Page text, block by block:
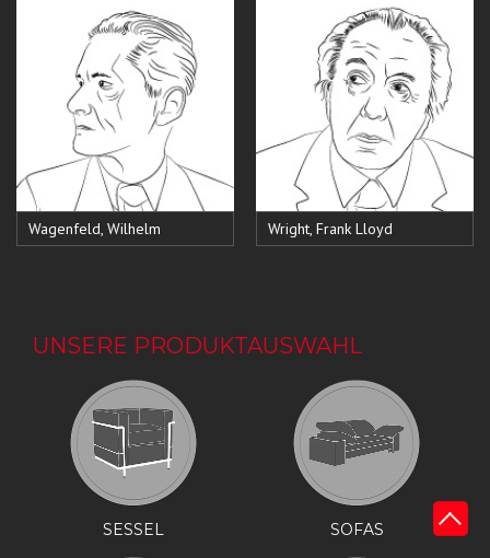
Wagenfeld, Wilhelm Wright, Frank Lloyd
UNSERE PRODUKTAUSWAHL
SESSEL SOFAS